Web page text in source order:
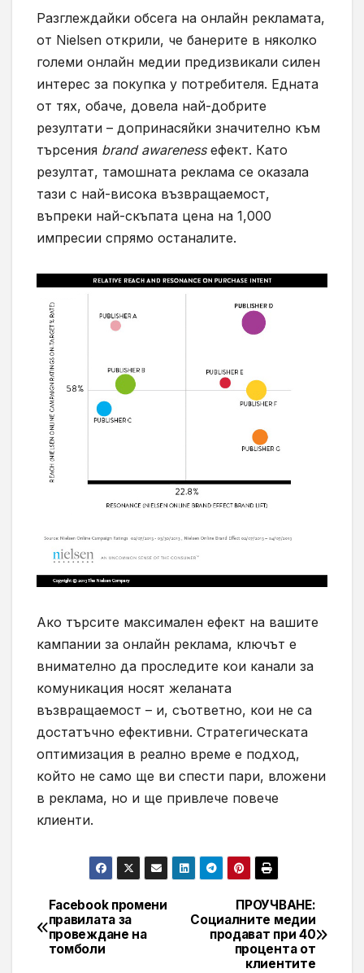
Разглеждайки обсега на онлайн рекламата,
от Nielsen открили, че банерите в няколко
големи онлайн медии предизвикали силен
интерес за покупка у потребителя. Едната
от тях, обаче, довела най-добрите
резултати – допринасяйки значително към
търсения brand awarenessефект. Като
резултат, тамошната реклама се оказала
тази с най-висока възвращаемост,
въпреки най-скъпата цена на 1,000
импресии спрямо останалите.
Ако търсите максимален ефект на вашите
кампании за онлайн реклама, ключът е
внимателно да проследите кои канали за
комуникация носят желаната
възвращаемост – и, съответно, кои не са
достатъчно ефективни. Стратегическата
оптимизация в реално време е подход,
който не само ще ви спести пари, вложени
в реклама, но и ще привлече повече
клиенти.
Навигация
ПРОУЧВАНЕ:
Социалните медии
продават при 40
процента от
клиентите
Facebook промени
правилата за
провеждане на
томболи